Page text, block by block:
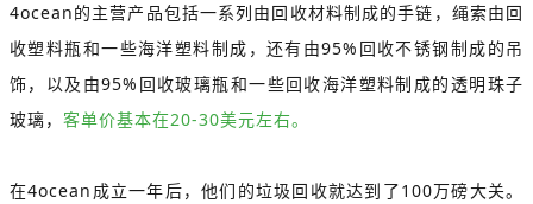
4ocean的主营产品包括一系列由回收材料制成的手链，绳索由回
收塑料瓶和一些海洋塑料制成，还有由95%回收不锈钢制成的吊
饰，以及由95%回收玻璃瓶和一些回收海洋塑料制成的透明珠子
玻璃， 客单价基本在20-30美元左右。
在4ocean成立一年后，他们的垃圾回收就达到了100万磅大关。